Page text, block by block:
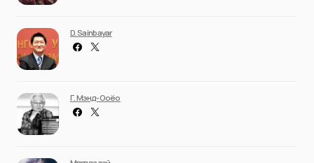
D. Sainbayar
Г. Мэнд-Ооёо